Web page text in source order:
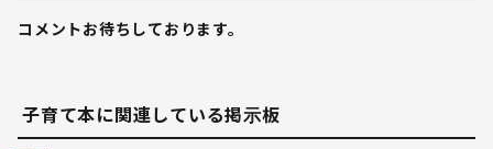
コメントお待ちしております。
子育て本に関連している掲示板